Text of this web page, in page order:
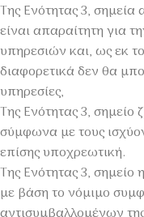
Της Ενότητας 3,
είναι απαραίτητη για
υπηρεσιών και, ως εκ
διαφορετικά δεν θα
υπηρεσίες,
Της Ενότητας 3, σημείο
σύμφωνα με τους
επίσης υποχρεωτική.
Της Ενότητας 3, σημείο
με βάση το νόμιμο